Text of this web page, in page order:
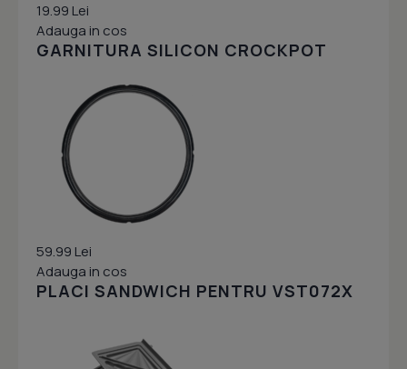
19.99 Lei
Adauga in cos
GARNITURA SILICON CROCKPOT
59.99 Lei
Adauga in cos
PLACI SANDWICH PENTRU VST072X